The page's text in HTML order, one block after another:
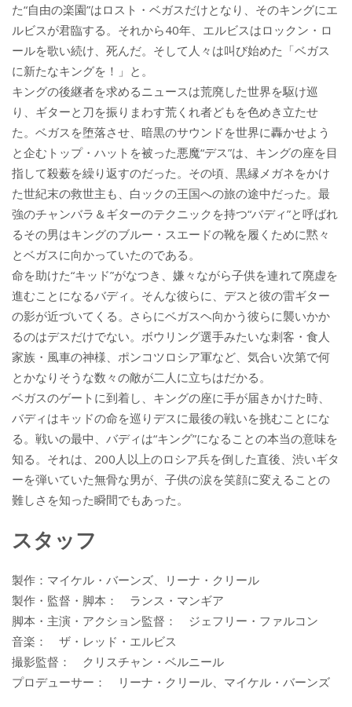
た“自由の楽園”はロスト・ベガスだけとなり、そのキングにエ
ルビスが君臨する。それから40年、エルビスはロックン・ロ
ールを歌い続け、死んだ。そして人々は叫び始めた「ベガス
に新たなキングを！」と。
キングの後継者を求めるニュースは荒廃した世界を駆け巡
り、ギターと刀を振りまわす荒くれ者どもを色めき立たせ
た。ベガスを堕落させ、暗黒のサウンドを世界に轟かせよう
と企むトップ・ハットを被った悪魔“デス”は、キングの座を目
指して殺薮を繰り返すのだった。その頃、黒縁メガネをかけ
た世紀末の救世主も、白ックの王国への旅の途中だった。最
強のチャンバラ＆ギターのテクニックを持つ“バディ”と呼ばれ
るその男はキングのブルー・スエードの靴を履くために黙々
とベガスに向かっていたのである。
命を助けた“キッド”がなつき、嫌々ながら子供を連れて廃虚を
進むことになるバディ。そんな彼らに、デスと彼の雷ギター
の影が近づいてくる。さらにベガスヘ向かう彼らに襲いかか
るのはデスだけでない。ボウリング選手みたいな刺客・食人
家族・風車の神様、ポンコツロシア軍など、気合い次第で何
とかなりそうな数々の敵が二人に立ちはだかる。
ベガスのゲートに到着し、キングの座に手が届きかけた時、
バディはキッドの命を巡りデスに最後の戦いを挑むことにな
る。戦いの最中、バディは“キング”になることの本当の意味を
知る。それは、200人以上のロシア兵を倒した直後、渋いギタ
ーを弾いていた無骨な男が、子供の涙を笑顔に変えることの
難しさを知った瞬間でもあった。
スタッフ
製作：マイケル・バーンズ、リーナ・クリール
製作・監督・脚本： ランス・マンギア
脚本・主演・アクション監督： ジェフリー・ファルコン
音楽： ザ・レッド・エルビス
撮影監督： クリスチャン・ベルニール
プロデューサー： リーナ・クリール、マイケル・バーンズ